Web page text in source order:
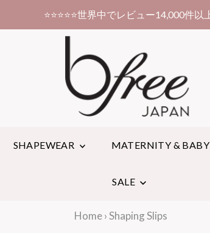
クーポンコードの使い方
SHAPEWEAR MATERNITY & BABY
SALE
Home› Shaping Slips